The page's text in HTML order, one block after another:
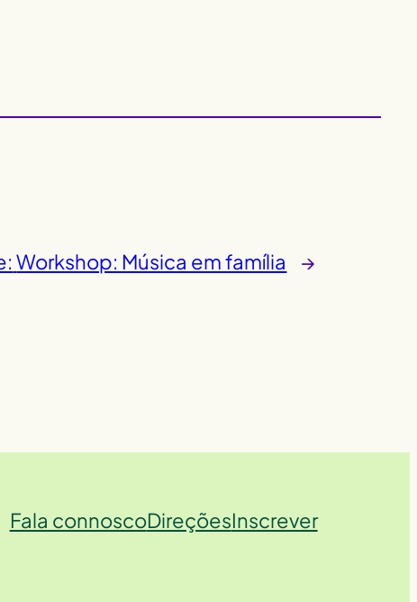
Workshop: Música em família →
Fala connoscoDireçõesInscrever